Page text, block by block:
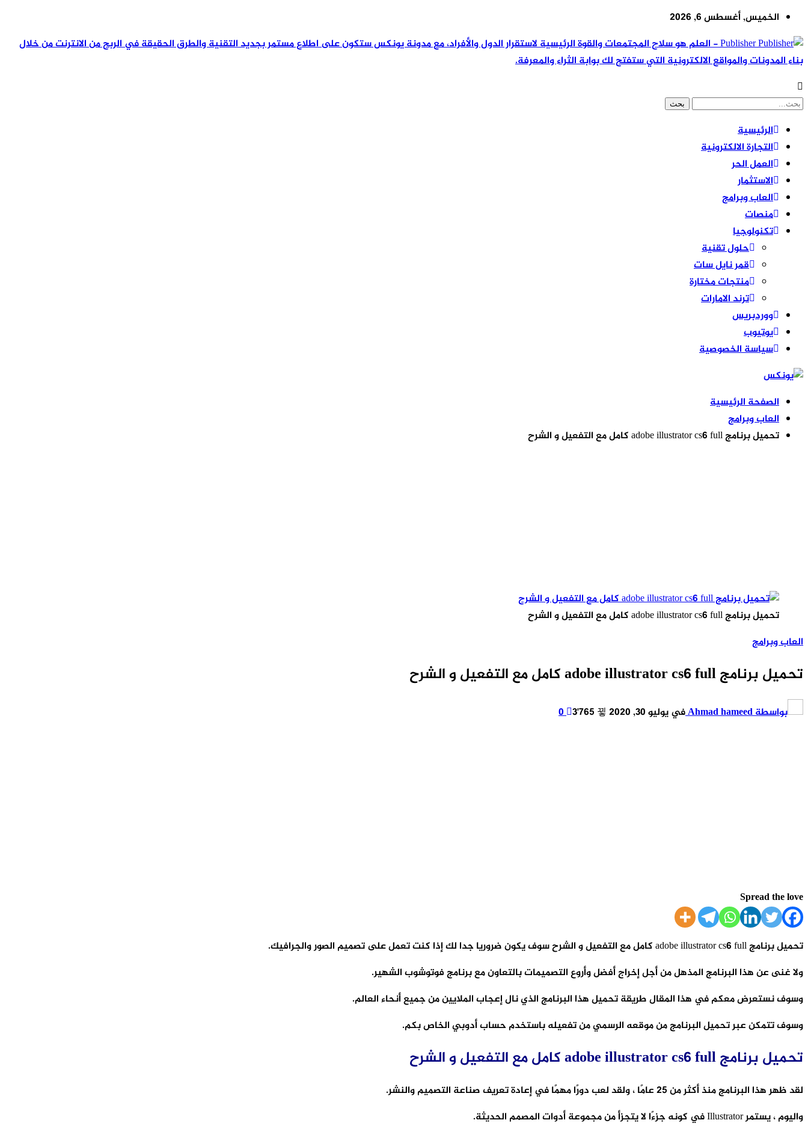
الخميس, أغسطس 6, 2026
Publisher - العلم هو سلاح المجتمعات والقوة الرئيسية لاستقرار الدول والأفراد، مع مدونة يونكس ستكون على اطلاع مستمر بجديد التقنية والطرق الحقيقة في الربح من الانترنت من خلال
بناء المدونات والمواقع الالكترونية التي ستفتح لك بوابة الثراء والمعرفة.
الرئيسية
التجارة الالكترونية
العمل الحر
الاستثمار
العاب وبرامج
منصات
تكنولوجيا
حلول تقنية
قمر نايل سات
منتجات مختارة
ترند الامارات
ووردبريس
يوتيوب
سياسة الخصوصية
الصفحة الرئيسية
العاب وبرامج
تحميل برنامج adobe illustrator cs6 full كامل مع التفعيل و الشرح
تحميل برنامج adobe illustrator cs6 full كامل مع التفعيل و الشرح
العاب وبرامج
تحميل برنامج adobe illustrator cs6 full كامل مع التفعيل و الشرح
بواسطةAhmad hameedفييوليو 30, 2020 0
Spread the love
تحميل برنامج adobe illustrator cs6 full كامل مع التفعيل و الشرح سوف يكون ضروريا جدا لك إذا كنت تعمل على تصميم الصور والجرافيك.
ولا غنى عن هذا البرنامج المذهل من أجل إخراج أفضل وأروع التصميمات بالتعاون مع برنامج فوتوشوب الشهير.
وسوف نستعرض معكم في هذا المقال طريقة تحميل هذا البرنامج الذي نال إعجاب الملايين من جميع أنحاء العالم.
وسوف تتمكن عبر تحميل البرنامج من موقعه الرسمي من تفعيله باستخدم حساب أدوبي الخاص بكم.
تحميل برنامج adobe illustrator cs6 full كامل مع التفعيل و الشرح
لقد ظهر هذا البرنامج منذ أكثر من 25 عامًا ، ولقد لعب دورًا مهمًا في إعادة تعريف صناعة التصميم والنشر.
واليوم ، يستمر Illustrator في كونه جزءًا لا يتجزأ من مجموعة أدوات المصمم الحديثة.